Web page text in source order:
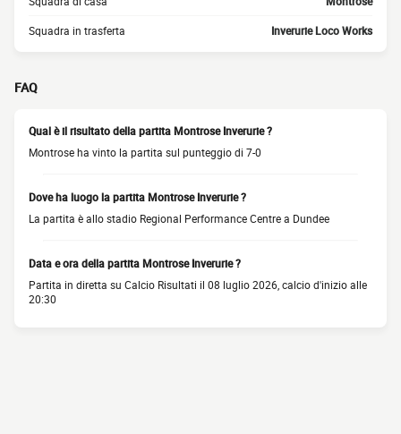
Squadra in trasferta Inverurie Loco Works
FAQ
Qual è il risultato della partita Montrose Inverurie ?
Montrose ha vinto la partita sul punteggio di 7-0
Dove ha luogo la partita Montrose Inverurie ?
La partita è allo stadio Regional Performance Centre a Dundee
Data e ora della partita Montrose Inverurie ?
Partita in diretta su Calcio Risultati il 08 luglio 2026, calcio d'inizio alle
20:30